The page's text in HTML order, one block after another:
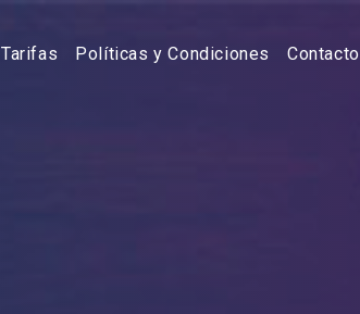
Tarifas Políticas y Condiciones Contacto